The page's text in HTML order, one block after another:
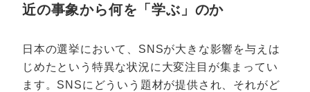
近の事象から何を「学ぶ」のか
日本の選挙において、SNSが大きな影響を与えは
じめたという特異な状況に大変注目が集まってい
ます。SNSにどういう題材が提供され、それがど